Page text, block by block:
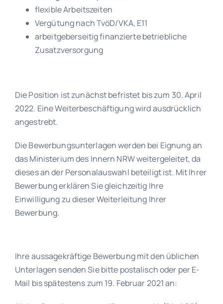
flexible Arbeitszeiten
Vergütung nach TvöD/VKA, E11
arbeitgeberseitig finanzierte betriebliche
Zusatzversorgung
Die Position ist zunächst befristet bis zum 30. April
2022. Eine Weiterbeschäftigung wird ausdrücklich
angestrebt.
Die Bewerbungsunterlagen werden bei Eignung an
das Ministerium des Innern NRW weitergeleitet, da
dieses an der Personalauswahl beteiligt ist. Mit Ihrer
Bewerbung erklären Sie gleichzeitig Ihre
Einwilligung zu dieser Weiterleitung Ihrer
Bewerbung.
Ihre aussagekräftige Bewerbung mit den üblichen
Unterlagen senden Sie bitte postalisch oder per E-
Mail bis spätestens zum 19. Februar 2021 an: